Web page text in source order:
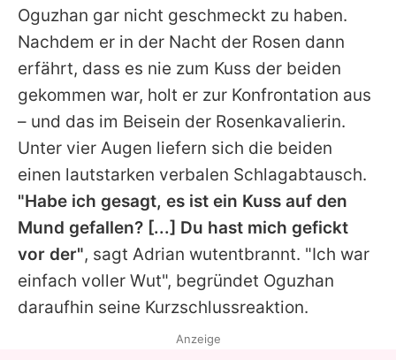
Oguzhan gar nicht geschmeckt zu haben.
Nachdem er in der Nacht der Rosen dann
erfährt, dass es nie zum Kuss der beiden
gekommen war, holt er zur Konfrontation aus
– und das im Beisein der Rosenkavalierin.
Unter vier Augen liefern sich die beiden
einen lautstarken verbalen Schlagabtausch.
"Habe ich gesagt, es ist ein Kuss auf den
Mund gefallen? [...] Du hast mich gefickt
vor der", sagt Adrian wutentbrannt. "Ich war
einfach voller Wut", begründet Oguzhan
daraufhin seine Kurzschlussreaktion.
Anzeige